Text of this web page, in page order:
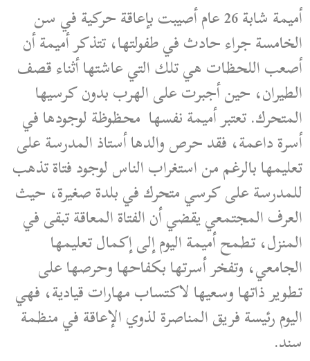
أميمة شابة 26 عام أصيبت بإعاقة حركية في سن
الخامسة جراء حادث في طفولتها، تتذكر أميمة أن
أصعب اللحظات هي تلك التي عاشتها أثناء قصف
الطيران، حين أجبرت على الهرب بدون كرسيها
المتحرك. تعتبر أميمة نفسها محظوظة لوجودها في
أسرة داعمة، فقد حرص والدها أستاذ المدرسة على
تعليمها بالرغم من استغراب الناس لوجود فتاة تذهب
للمدرسة على كرسي متحرك في بلدة صغيرة، حيث
العرف المجتمعي يقضي أن الفتاة المعاقة تبقى في
المنزل، تطمح أميمة اليوم إلى إكمال تعليمها
الجامعي، وتفخر أسرتها بكفاحها وحرصها على
تطوير ذاتها وسعيها لاكتساب مهارات قيادية، فهي
اليوم رئيسة فريق المناصرة لذوي الإعاقة في منظمة
سند.